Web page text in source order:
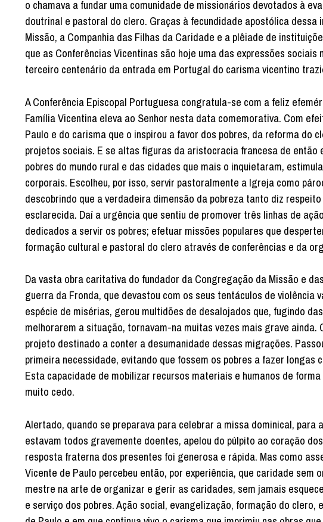
o chamava a fundar uma comunidade de missionários devotados à
doutrinal e pastoral do clero. Graças à fecundidade apostólica
Missão, a Companhia das Filhas da Caridade e a plêiade de
que as Conferências Vicentinas são hoje uma das expressões
terceiro centenário da entrada em Portugal do carisma vicentino
A Conferência Episcopal Portuguesa congratula-se com a feliz
Família Vicentina eleva ao Senhor nesta data comemorativa. Com
Paulo e do carisma que o inspirou a favor dos pobres, da reforma do
projetos sociais. E se altas figuras da aristocracia francesa de
pobres do mundo rural e das cidades que mais o inquietaram,
corporais. Escolheu, por isso, servir pastoralmente a Igreja como
descobrindo que a verdadeira dimensão da pobreza tanto diz
esclarecida. Daí a urgência que sentiu de promover três linhas de
dedicados a servir os pobres; efetuar missões populares que
formação cultural e pastoral do clero através de conferências e da
Da vasta obra caritativa do fundador da Congregação da Missão e
guerra da Fronda, que devastou com os seus tentáculos de
espécie de misérias, gerou multidões de desalojados que, fugindo
melhorarem a situação, tornavam-na muitas vezes mais grave
projeto destinado a conter a desumanidade dessas migrações.
primeira necessidade, evitando que fossem os pobres a fazer longas
Esta capacidade de mobilizar recursos materiais e humanos de
muito cedo.
Alertado, quando se preparava para celebrar a missa dominical,
estavam todos gravemente doentes, apelou do púlpito ao coração
resposta fraterna dos presentes foi generosa e rápida. Mas como
Vicente de Paulo percebeu então, por experiência, que caridade
mestre na arte de organizar e gerir as caridades, sem jamais
e serviço dos pobres. Ação social, evangelização, formação do